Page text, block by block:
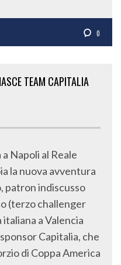
0
TEAM CAPITALIA
Napoli al Reale
la nuova avventura
patron indiscusso
(terzo challenger
a Valencia
Capitalia, che
di Coppa America